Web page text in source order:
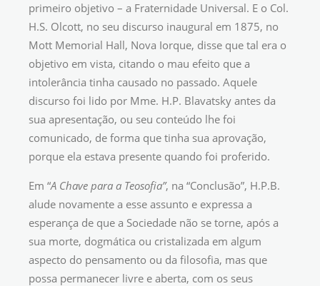
primeiro objetivo – a Fraternidade Universal. E o Col.
H.S. Olcott, no seu discurso inaugural em 1875, no
Mott Memorial Hall, Nova Iorque, disse que tal era o
objetivo em vista, citando o mau efeito que a
intolerância tinha causado no passado. Aquele
discurso foi lido por Mme. H.P. Blavatsky antes da
sua apresentação, ou seu conteúdo lhe foi
comunicado, de forma que tinha sua aprovação,
porque ela estava presente quando foi proferido.
Em “A Chave para a Teosofia”, na “Conclusão”, H.P.B.
alude novamente a esse assunto e expressa a
esperança de que a Sociedade não se torne, após a
sua morte, dogmática ou cristalizada em algum
aspecto do pensamento ou da filosofia, mas que
possa permanecer livre e aberta, com os seus